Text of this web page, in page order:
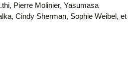
Pierre Molinier, Yasumasa
Cindy Sherman, Sophie Weibel, et